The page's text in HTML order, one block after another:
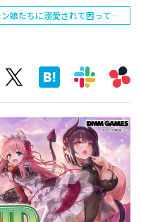
娘たちに溺愛されて困ってい